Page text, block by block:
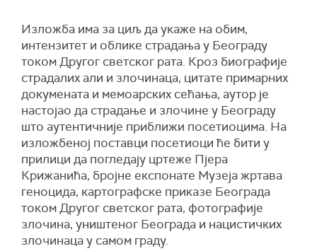
Изложба има за циљ да укаже на обим,
интензитет и облике страдања у Београду
током Другог светског рата. Кроз биографије
страдалих али и злочинаца, цитате примарних
докумената и мемоарских сећања, аутор је
настојао да страдање и злочине у Београду
што аутентичније приближи посетиоцима. На
изложбеној поставци посетиоци ће бити у
прилици да погледају цртеже Пјера
Крижанића, бројне експонате Музеја жртава
геноцида, картографске приказе Београда
током Другог светског рата, фотографије
злочина, уништеног Београда и нацистичких
злочинаца у самом граду.